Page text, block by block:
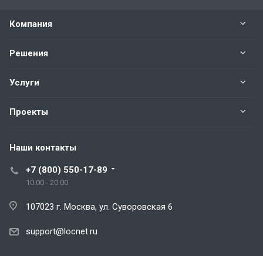
Компания
Решения
Услуги
Проекты
Наши контакты
+7 (800) 550-17-89
10.00 - 20.00
107023 г. Москва, ул. Суворовская 6
support@locnet.ru